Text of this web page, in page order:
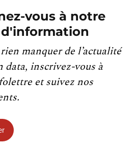
vous à notre
manquer de l’actualité
data, inscrivez-vous à
et suivez nos